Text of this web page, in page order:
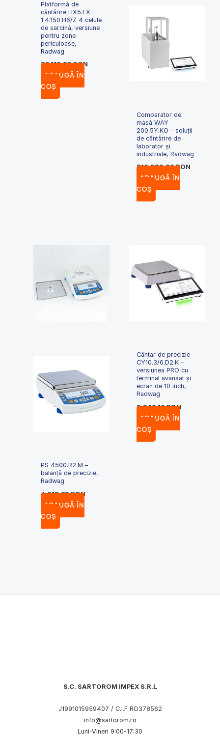
Platformă de
cântărire HX5.EX-
1.4.150.H6/Z 4 celule
de sarcină, versiune
pentru zone
periculoase,
Radwag
38,113.22RON
ADAUGĂ ÎN
COȘ
Comparator de
masă WAY
200.5Y.KO – soluții
de cântărire de
laborator și
industriale, Radwag
210,020.20RON
ADAUGĂ ÎN
COȘ
PS 4500.R2.M –
balanță de precizie,
Radwag
4,013.89RON
ADAUGĂ ÎN
COȘ
Cântar de precizie
CY10.3/6.D2.K –
versiunea PRO cu
terminal avansat și
ecran de 10 inch,
Radwag
9,940.10RON
ADAUGĂ ÎN
COȘ
S.C. SARTOROM IMPEX S.R.L
J1991015959407 / C.I.F RO378562
info@sartorom.ro
Luni-Vineri 9:00-17:30